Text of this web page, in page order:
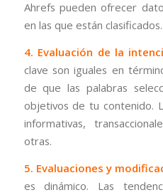
Ahrefs pueden ofrecer
en las que están clasificados.
4. Evaluación de la
clave son iguales en
de que las palabras
objetivos de tu contenido.
informativas,
otras.
5. Evaluaciones y
es dinámico. Las